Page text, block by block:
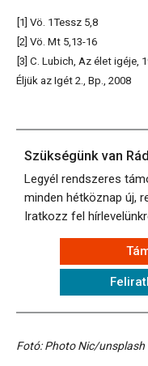
[1] Vö. 1Tessz 5,8
[2] Vö. Mt 5,13-16
[3] C. Lubich, Az élet igéje,
Éljük az Igét 2., Bp., 2008
Szükségünk van
Legyél rendszeres
minden hétköznap új,
Iratkozz fel
Fotó: Photo Nic/unsplash